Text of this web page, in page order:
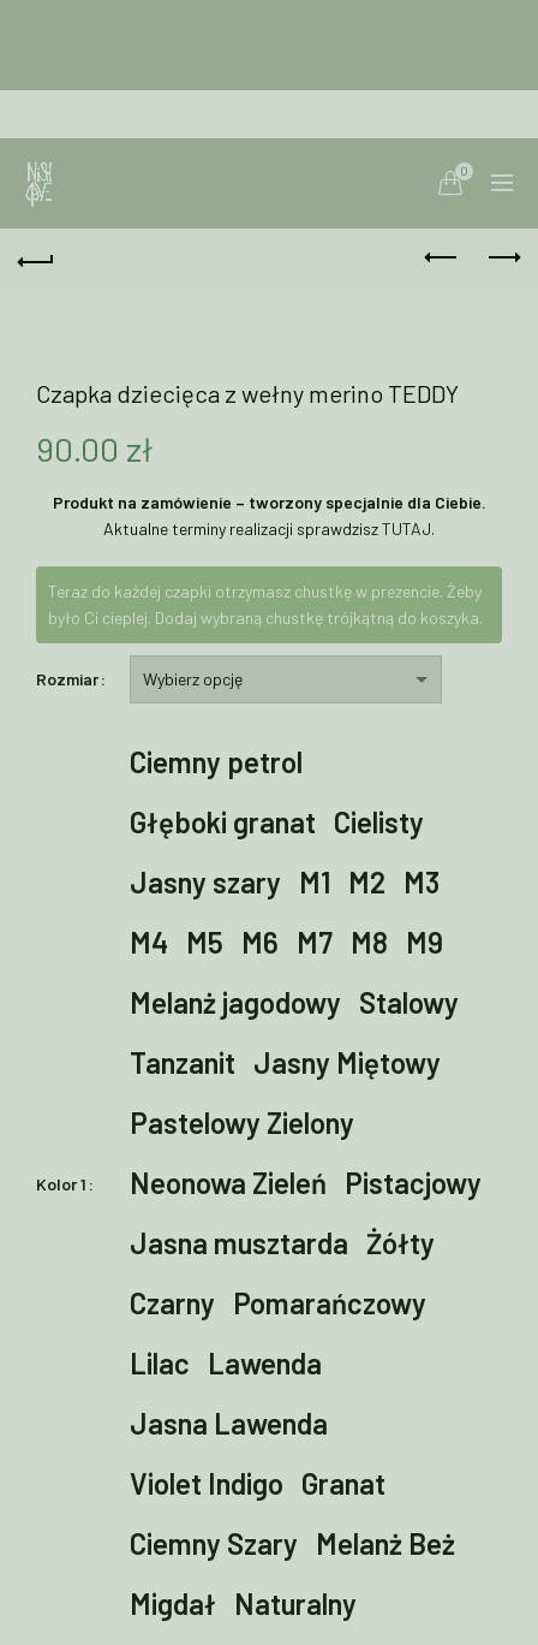
0
Czapka dziecięca z wełny merino TEDDY
90.00 zł
Produkt na zamówienie – tworzony specjalnie dla Ciebie.
Aktualne terminy realizacji sprawdziszTUTAJ.
Teraz do każdej czapki otrzymasz chustkę w prezencie. Żeby
było Ci cieplej. Dodaj wybraną chustkę trójkątną do koszyka.
Rozmiar
Kolor 1
Ciemny petrol
Głęboki granat Cielisty
Jasny szary
M1 M2
M3
M4
M5 M6 M7 M8
M9
Melanż jagodowy Stalowy
Tanzanit Jasny Miętowy
Pastelowy Zielony
Neonowa Zieleń
Pistacjowy
Jasna musztarda Żółty
Czarny
Pomarańczowy
Lilac
Lawenda
Jasna Lawenda
Violet Indigo Granat
Ciemny Szary
Melanż Beż
Migdał
Naturalny